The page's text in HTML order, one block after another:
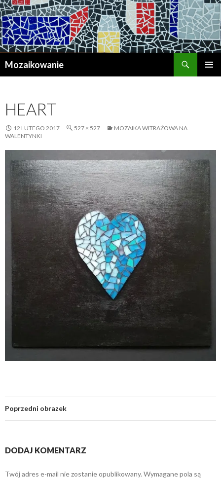
Mozaikowanie
HEART
12 LUTEGO 2017 527 × 527
MOZAIKA WITRAŻOWA NA
WALENTYNKI
Poprzedni obrazek
DODAJ KOMENTARZ
Twój adres e-mail nie zostanie opublikowany. Wymagane pola są